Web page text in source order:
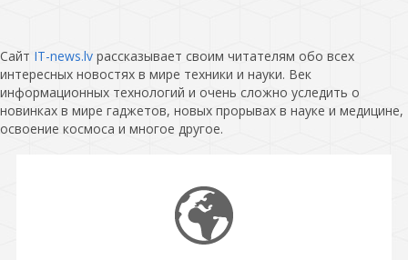
Сайт IT-news.lv рассказывает своим читателям обо всех
интересных новостях в мире техники и науки. Век
информационных технологий и очень сложно уследить о
новинках в мире гаджетов, новых прорывах в науке и медицине,
освоение космоса и многое другое.